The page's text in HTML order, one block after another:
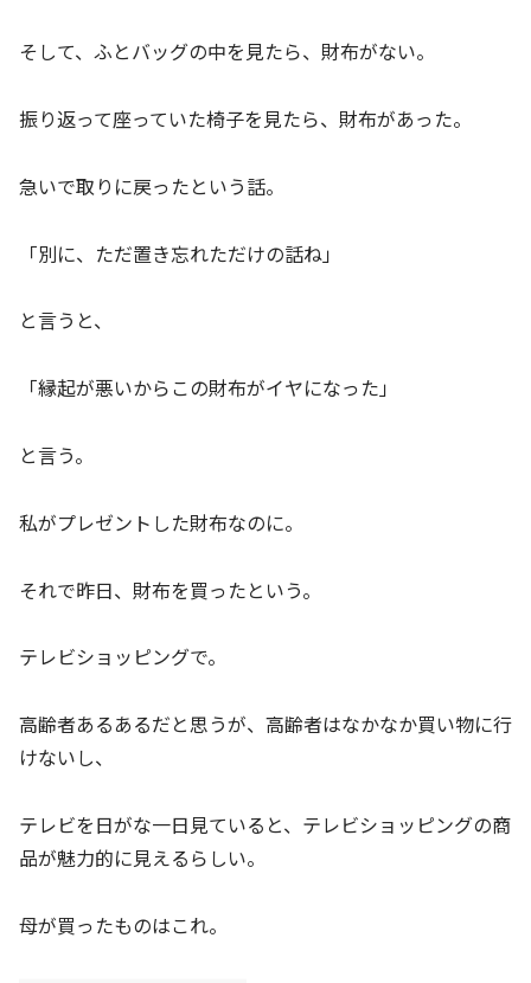
そして、ふとバッグの中を見たら、財布がない。
振り返って座っていた椅子を見たら、財布があった。
急いで取りに戻ったという話。
「別に、ただ置き忘れただけの話ね」
と言うと、
「縁起が悪いからこの財布がイヤになった」
と言う。
私がプレゼントした財布なのに。
それで昨日、財布を買ったという。
テレビショッピングで。
高齢者あるあるだと思うが、高齢者はなかなか買い物に行
けないし、
テレビを日がな一日見ていると、テレビショッピングの商
品が魅力的に見えるらしい。
母が買ったものはこれ。